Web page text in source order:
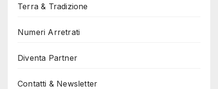
Terra & Tradizione
Numeri Arretrati
Diventa Partner
Contatti & Newsletter